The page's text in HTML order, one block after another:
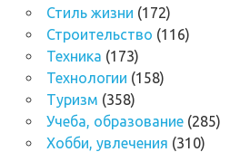
Стиль жизни (172)
Строительство (116)
Техника (173)
Технологии (158)
Туризм (358)
Учеба, образование(285)
Хобби, увлечения (310)